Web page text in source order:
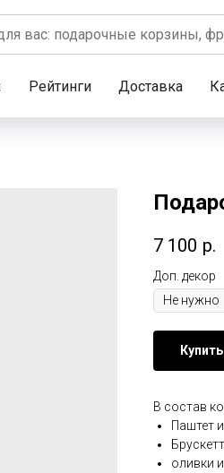
Рейтинги Доставка
7 100 р.
Доп. декор
Купить
В состав
Паштет
оливки